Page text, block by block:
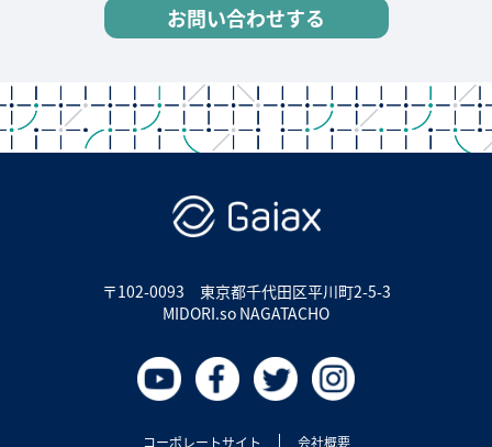
お問い合わせする
〒102-0093 東京都千代田区平川町2-5-3
MIDORI.so NAGATACHO
コーポレートサイト 会社概要